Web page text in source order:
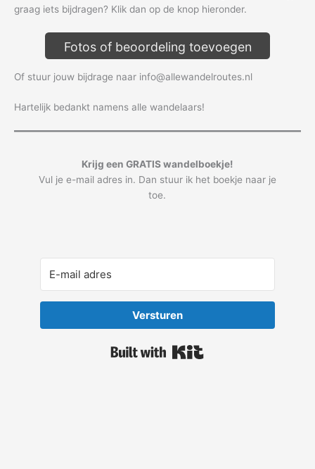
graag iets bijdragen? Klik dan op de knop hieronder.
Fotos of beoordeling toevoegen
Of stuur jouw bijdrage naar info@allewandelroutes.nl
Hartelijk bedankt namens alle wandelaars!
Krijg een GRATIS wandelboekje!
Vul je e-mail adres in. Dan stuur ik het boekje naar je
toe.
Versturen